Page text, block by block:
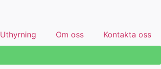
Uthyrning Om oss Kontakta oss